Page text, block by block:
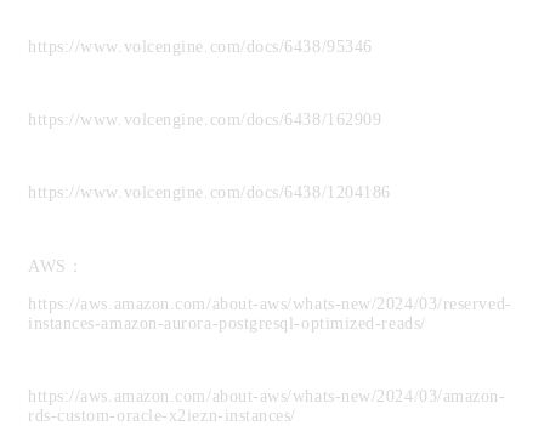
https://www.volcengine.com/docs/6438/95346
https://www.volcengine.com/docs/6438/162909
https://www.volcengine.com/docs/6438/1204186
AWS：
https://aws.amazon.com/about-aws/whats-new/2024/03/reserved-
instances-amazon-aurora-postgresql-optimized-reads/
https://aws.amazon.com/about-aws/whats-new/2024/03/amazon-
rds-custom-oracle-x2iezn-instances/